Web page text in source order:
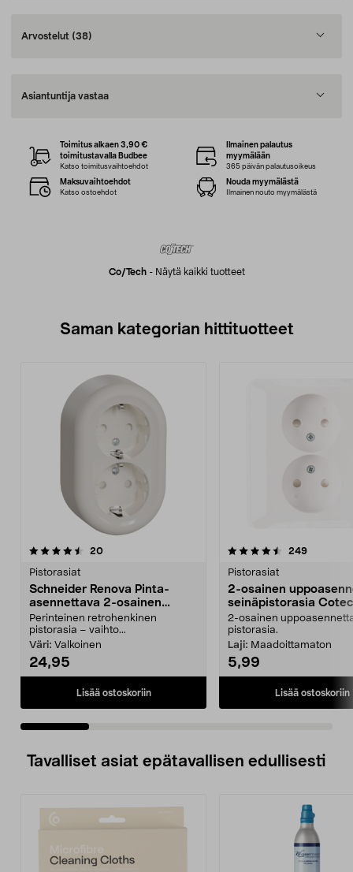
Arvostelut (38)
Asiantuntija vastaa
Co/tech- Näytä kaikki tuotteet
Toimitus alkaen 3,90 €
toimitustavalla Budbee
Katso toimitusvaihtoehdot
Ilmainen palautus
myymälään
365 päivän palautusoikeus
Maksuvaihtoehdot
Katso ostoehdot
Nouda myymälästä
Ilmainen nouto myymälästä
Saman kategorian hittituotteet
20arvostelut
Pistorasiat
Schneider Renova Pinta-
asennettava 2-osainen
pistorasia, maadoitettu
Perinteinen retrohenkinen
pistorasia – vaihto...
Väri: Valkoinen
24,95
Lisää ostoskoriin
4.5 viidestä
249arvostelut
Pistorasiat
2-osainen
seinäpistorasia
2-osainen
pistorasia.
Laji: Maadoittamaton
5,99
Lisää ostoskoriin
4.5 viidestä
Tavalliset asiat epätavallisen edullisesti